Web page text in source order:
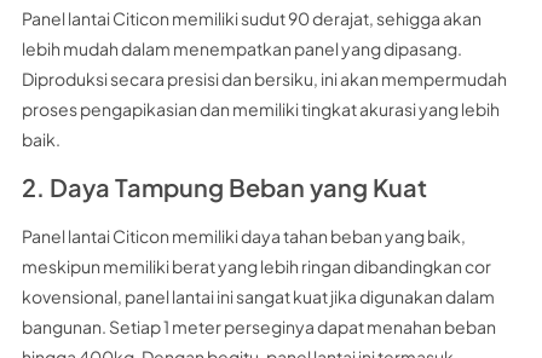
Panel lantai Citicon memiliki sudut 90 derajat, sehigga akan
lebih mudah dalam menempatkan panel yang dipasang.
Diproduksi secara presisi dan bersiku, ini akan mempermudah
proses pengapikasian dan memiliki tingkat akurasi yang lebih
baik.
2. Daya Tampung Beban yang Kuat
Panel lantai Citicon memiliki daya tahan beban yang baik,
meskipun memiliki berat yang lebih ringan dibandingkan cor
kovensional, panel lantai ini sangat kuat jika digunakan dalam
bangunan. Setiap 1 meter perseginya dapat menahan beban